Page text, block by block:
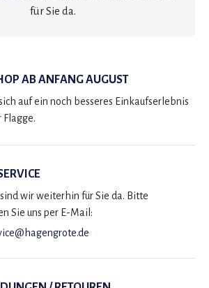
für Sie da.
AB ANFANG AUGUST
auf ein noch besseres Einkaufserlebnis
Flagge.
sind wir weiterhin für Sie da. Bitte
Sie uns per E-Mail: